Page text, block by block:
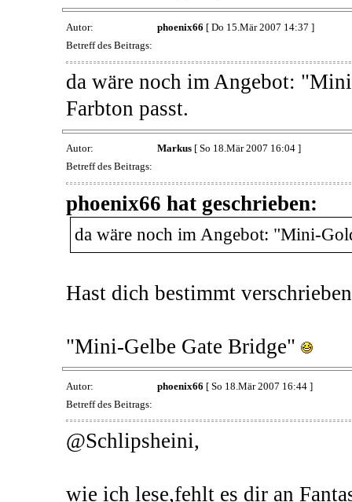
Autor: phoenix66 [ Do 15.Mär 2007 14:37 ]
Betreff des Beitrags:
da wäre noch im Angebot:
Farbton passt.
Autor: Markus[ So 18.Mär 2007 16:04 ]
Betreff des Beitrags:
phoenix66 hat geschrieben:
da wäre noch im Angebot: "Mini-
Hast dich bestimmt
"Mini-Gelbe Gate Bridge"
Autor: phoenix66 [ So 18.Mär 2007 16:44 ]
Betreff des Beitrags:
@Schlipsheini,
wie ich lese,fehlt es dir an